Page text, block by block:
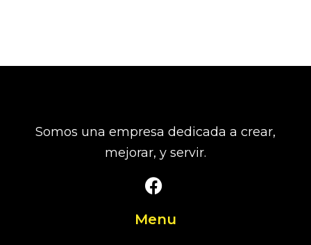
Somos una empresa dedicada a crear,
mejorar, y servir.
Menu